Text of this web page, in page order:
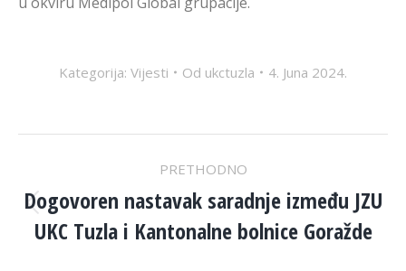
Kategorija: Vijesti Od ukctuzla 4. Juna 2024.
NAVIGATION
PRETHODNO
Previous
post:
Dogovoren nastavak saradnje između JZU
UKC Tuzla i Kantonalne bolnice Goražde